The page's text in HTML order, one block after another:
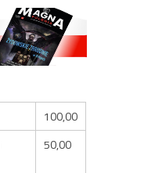
100,00
50,00